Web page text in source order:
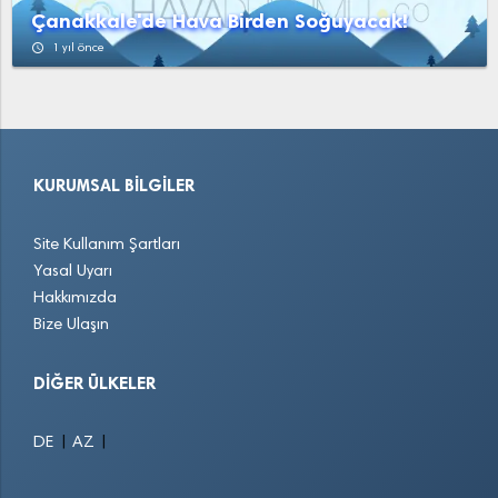
Çanakkale'de Hava Birden Soğuyacak!
access_time 1 yıl önce
KURUMSAL BILGILER
Site Kullanım Şartları
Yasal Uyarı
Hakkımızda
Bize Ulaşın
DIĞER ÜLKELER
DE AZ